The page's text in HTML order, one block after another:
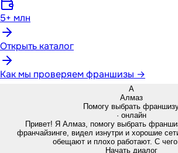
5+ млн
Открыть каталог
Как мы проверяем франшизы →
А
Алмаз
Помогу выбрать
· онлайн
Привет! Я Алмаз, помогу выбрать
франчайзинге, видел изнутри и хорошие
обещают и плохо работают. С
Начать диалог